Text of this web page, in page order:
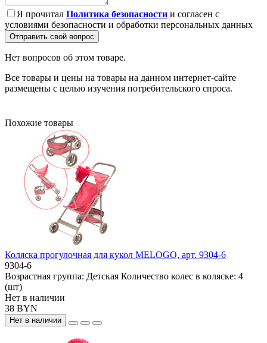
Я прочитал Политика безопасности и согласен с
условиями безопасности и обработки персональных данных
Отправить свой вопрос
Нет вопросов об этом товаре.
Все товары и цены на товары на данном интернет-сайте
размещены с целью изучения потребительского спроса.
Похожие товары
Коляска прогулочная для кукол MELOGO, арт. 9304-6
9304-6
Возрастная группа: Детская Количество колес в коляске: 4
(шт)
Нет в наличии
38 BYN
Нет в наличии